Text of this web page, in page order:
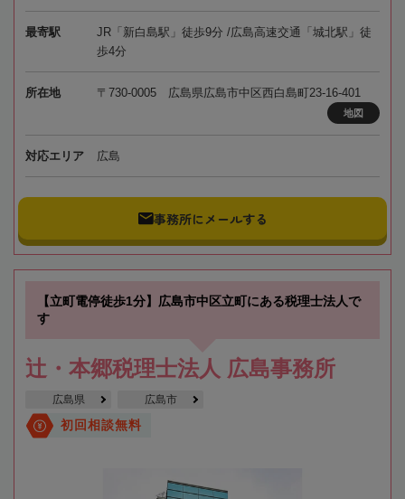
最寄駅
JR「新白島駅」徒歩9分 /広島高速交通「城北駅」徒
歩4分
所在地 〒730-0005 広島県広島市中区西白島町23-16-401
地図
対応エリア 広島
事務所にメールする
【立町電停徒歩1分】広島市中区立町にある税理士法人で
す
辻・本郷税理士法人 広島事務所
広島県 広島市
初回相談無料